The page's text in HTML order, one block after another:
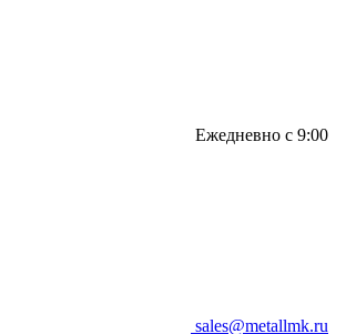
Ежедневно с 9:00
sales@metallmk.ru